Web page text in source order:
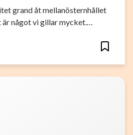
grand åt mellanösternhållet
är något vi gillar mycket.…